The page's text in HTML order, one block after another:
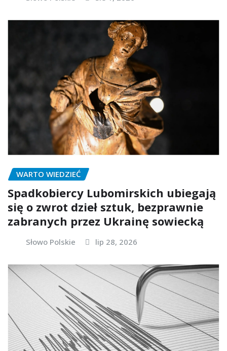
WARTO WIEDZIEĆ
Spadkobiercy Lubomirskich ubiegają
się o zwrot dzieł sztuk, bezprawnie
zabranych przez Ukrainę sowiecką
Słowo Polskie lip 28, 2026